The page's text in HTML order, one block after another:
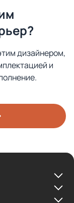
дизайнером,
и